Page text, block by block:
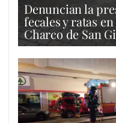
Denuncian la
fecales y ratas
Charco de San